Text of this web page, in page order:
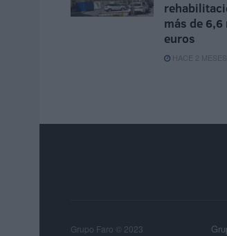
más de
euros
HACE 2 MESES
Grupo Faro © 2023